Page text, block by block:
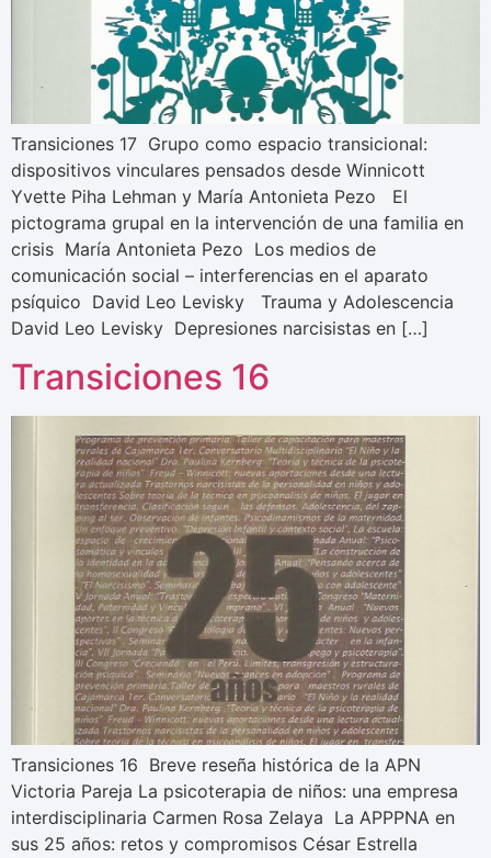
Transiciones 17 Grupo como espacio transicional:
dispositivos vinculares pensados desde Winnicott
Yvette Piha Lehman y María Antonieta Pezo El
pictograma grupal en la intervención de una familia en
crisis María Antonieta Pezo Los medios de
comunicación social – interferencias en el aparato
psíquico David Leo Levisky Trauma y Adolescencia
David Leo Levisky Depresiones narcisistas en […]
Transiciones 16
Transiciones 16 Breve reseña histórica de la APN
Victoria Pareja La psicoterapia de niños: una empresa
interdisciplinaria Carmen Rosa Zelaya La APPPNA en
sus 25 años: retos y compromisos César Estrella